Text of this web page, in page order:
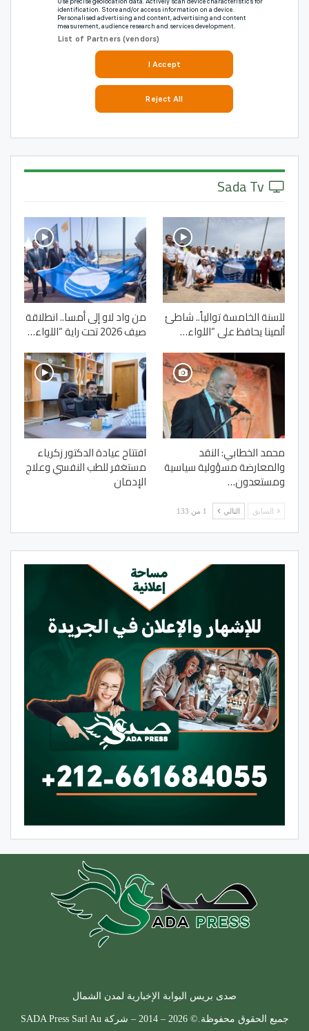
للسنة الخامسة توالياً.. شاطئ
ألمينا يحافظ على “اللواء…
من واد لاو إلى أمسا.. انطلاقة
صيف 2026 تحت راية “اللواء…
محمد الخطابي: النقد
والمعارضة مسؤولية سياسية
ومستعدون…
افتتاح عيادة الدكتور زكرياء
مستغفر للطب النفسي وعلاج
الإدمان
السابق التالي 1 من 133
صدى بريس البوابة الإخبارية لمدن الشمال
جميع الحقوق محفوظة.© 2026 – 2014 – شركة SADA Press Sarl Au